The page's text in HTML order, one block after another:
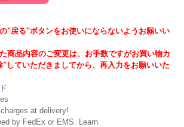
"戻る"ボタンをお使いにならないようお願いい
商品内容のご変更は、お手数ですがお買い物カ
していただきましてから、再入力をお願いいた
at delivery!
by FedEx or EMS. Learn